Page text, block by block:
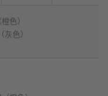
色）
灰色）